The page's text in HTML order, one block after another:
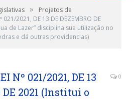
»
Projetos de
021/2021, DE 13 DE DEZEMBRO DE
de Lazer” disciplina sua utilização no
e dá outras providencias)
Nº 021/2021, DE 13
DE 2021 (Institui o
0